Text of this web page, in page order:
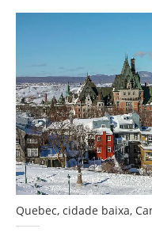
Quebec, cidade baixa,